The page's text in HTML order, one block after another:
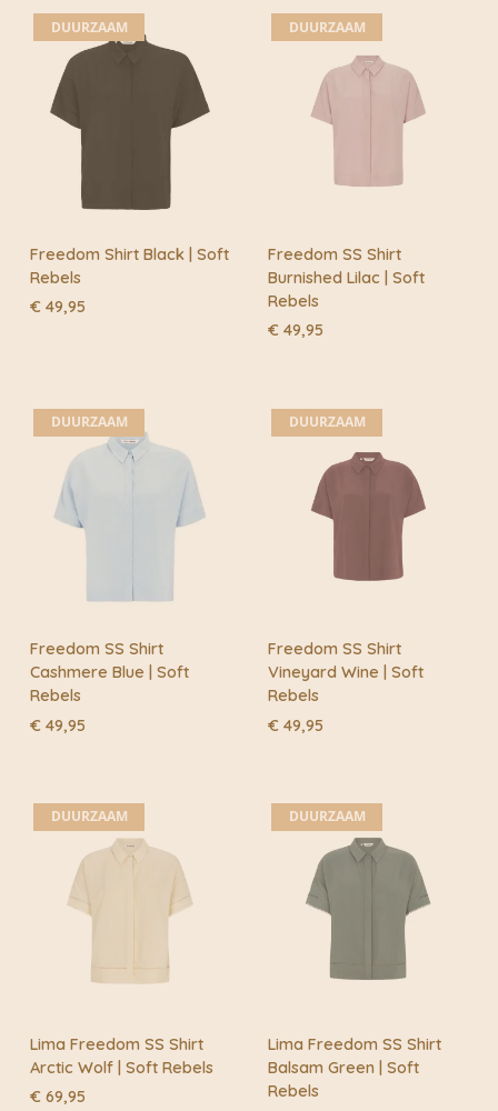
DUURZAAM
Freedom Shirt Black | Soft
Rebels
€ 49,95
DUURZAAM
Freedom SS Shirt
Burnished Lilac | Soft
Rebels
€ 49,95
DUURZAAM
Freedom SS Shirt
Cashmere Blue | Soft
Rebels
€ 49,95
DUURZAAM
Freedom SS Shirt
Vineyard Wine | Soft
Rebels
€ 49,95
DUURZAAM
Lima Freedom SS Shirt
Arctic Wolf | Soft Rebels
€ 69,95
DUURZAAM
Lima Freedom SS Shirt
Balsam Green | Soft
Rebels